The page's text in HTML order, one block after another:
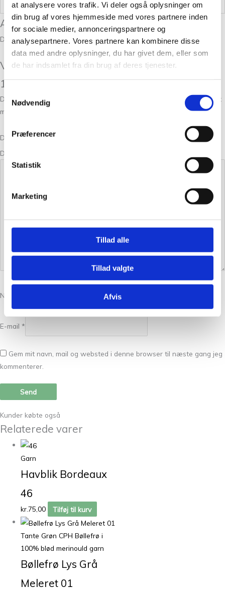
at analysere vores trafik. Vi deler også oplysninger om
din brug af vores hjemmeside med vores partnere inden
for sociale medier, annonceringspartnere og
analysepartnere. Vores partnere kan kombinere disse
data med andre oplysninger, du har givet dem, eller som
de har indsamlet fra din brug af deres tjenester.
Nødvendig
Præferencer
Statistik
Marketing
Tillad alle
Tillad valgte
Afvis
Vægt 0,025 kg
Anmeldelser
Der er endnu ikke nogle anmeldelser.
Vær den første til at anmelde “Silk Mohair
11”
Din e-mailadresse vil ikke blive publiceret.
Krævede felter er markeret
med
Din bedømmelse
Din anmeldelse
Navn
E-mail *
Gem mit navn, mail og websted i denne browser til næste gang jeg
kommenterer.
Kunder købte også
Relaterede varer
Garn
Havblik Bordeaux
46
kr.75,00 Tilføj til kurv
Tante Grøn CPH Bøllefrø i
100% blød merinould garn
Bøllefrø Lys Grå
Meleret 01